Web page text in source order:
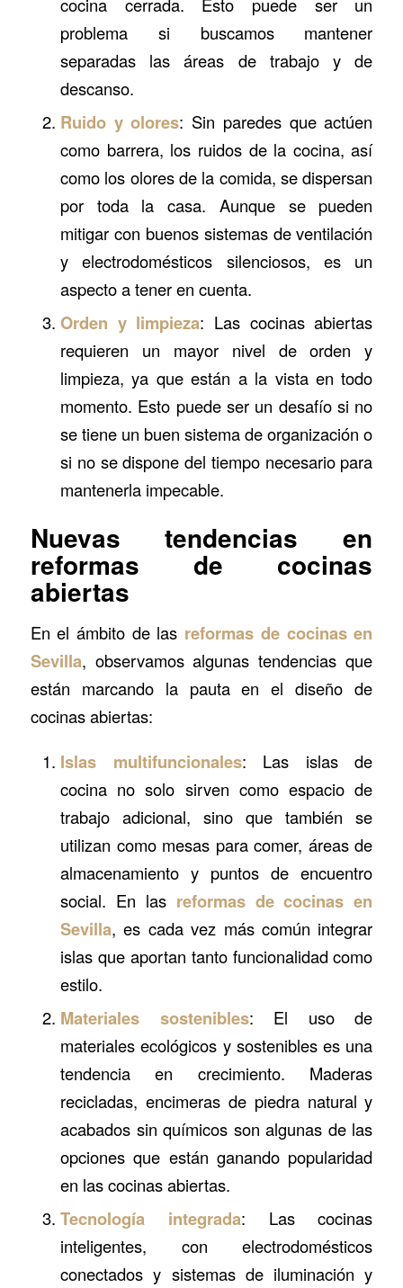
problema si buscamos mantener
separadas las áreas de trabajo y de
descanso.
Ruido y olores: Sin paredes que actúen
como barrera, los ruidos de la cocina, así
como los olores de la comida, se dispersan
por toda la casa. Aunque se pueden
mitigar con buenos sistemas de ventilación
y electrodomésticos silenciosos, es un
aspecto a tener en cuenta.
Orden y limpieza: Las cocinas abiertas
requieren un mayor nivel de orden y
limpieza, ya que están a la vista en todo
momento. Esto puede ser un desafío si no
se tiene un buen sistema de organización o
si no se dispone del tiempo necesario para
mantenerla impecable.
Nuevas tendencias en
reformas de cocinas
abiertas
En el ámbito de las reformas de cocinas en
Sevilla, observamos algunas tendencias que
están marcando la pauta en el diseño de
cocinas abiertas:
Islas multifuncionales: Las islas de
cocina no solo sirven como espacio de
trabajo adicional, sino que también se
utilizan como mesas para comer, áreas de
almacenamiento y puntos de encuentro
social. En las reformas de cocinas en
Sevilla, es cada vez más común integrar
islas que aportan tanto funcionalidad como
estilo.
Materiales sostenibles: El uso de
materiales ecológicos y sostenibles es una
tendencia en crecimiento. Maderas
recicladas, encimeras de piedra natural y
acabados sin químicos son algunas de las
opciones que están ganando popularidad
en las cocinas abiertas.
Tecnología integrada: Las cocinas
inteligentes, con electrodomésticos
conectados y sistemas de iluminación y